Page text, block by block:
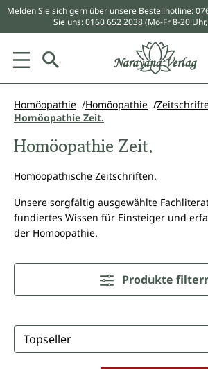
springen
Melden Sie sich gern über unsere Bestellhotline:
Sie uns:0160 652 2038 (Mo-Fr 8-20
Homöopathie Homöopathie
Homöopathie Zeit.
Homöopathie Zeit.
Homöopathische Zeitschriften.
Unsere sorgfältig ausgewählte
fundiertes Wissen für Einsteiger und
der Homöopathie.
Produkte